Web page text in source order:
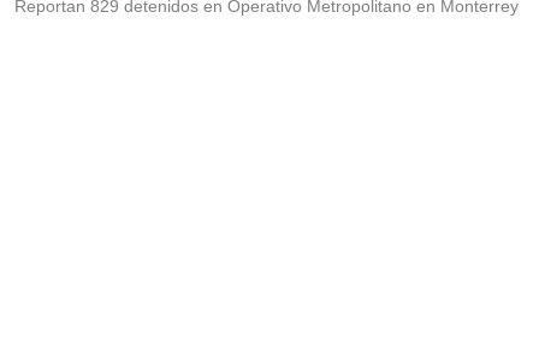
Reportan 829 detenidos en Operativo Metropolitano en Monterrey